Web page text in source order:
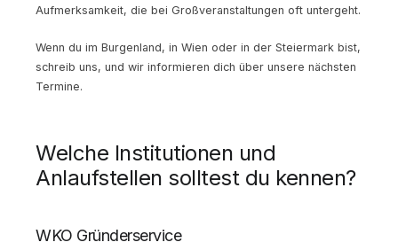
Aufmerksamkeit, die bei Großveranstaltungen oft untergeht.
Wenn du im Burgenland, in Wien oder in der Steiermark bist,
schreib uns, und wir informieren dich über unsere nächsten
Termine.
Welche Institutionen und
Anlaufstellen solltest du kennen?
WKO Gründerservice